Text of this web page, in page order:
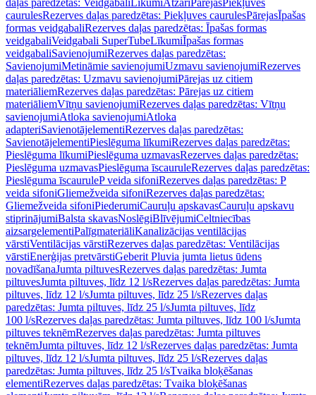
daļas paredzētas: Veidgabali LīkumiAtzari PārejasPiekļuves
caurulesRezerves daļas paredzētas: Piekļuves caurulesPārejasĪpašas
formas veidgabaliRezerves daļas paredzētas: Īpašas formas
veidgabaliVeidgabali SuperTubeLīkumiĪpašas formas
veidgabaliSavienojumiRezerves daļas paredzētas:
SavienojumiMetināmie savienojumiUzmavu savienojumiRezerves
daļas paredzētas: Uzmavu savienojumiPārejas uz citiem
materiāliemRezerves daļas paredzētas: Pārejas uz citiem
materiāliemVītņu savienojumiRezerves daļas paredzētas: Vītņu
savienojumiAtloka savienojumiAtloka
adapteriSavienotājelementiRezerves daļas paredzētas:
SavienotājelementiPieslēguma līkumiRezerves daļas paredzētas:
Pieslēguma līkumiPieslēguma uzmavasRezerves daļas paredzētas:
Pieslēguma uzmavasPieslēguma īscauruleRezerves daļas paredzētas:
Pieslēguma īscauruleP veida sifoniRezerves daļas paredzētas: P
veida sifoniGliemežveida sifoniRezerves daļas paredzētas:
Gliemežveida sifoniPiederumiCauruļu apskavasCauruļu apskavu
stiprinājumiBalsta skavasNoslēgiBlīvējumiCeltniecības
aizsargelementiPalīgmateriāliKanalizācijas ventilācijas
vārstiVentilācijas vārstiRezerves daļas paredzētas: Ventilācijas
vārstiEnerģijas pretvārstiGeberit Pluvia jumta lietus ūdens
novadīšanaJumta piltuvesRezerves daļas paredzētas: Jumta
piltuvesJumta piltuves, līdz 12 l/sRezerves daļas paredzētas: Jumta
piltuves, līdz 12 l/sJumta piltuves, līdz 25 l/sRezerves daļas
paredzētas: Jumta piltuves, līdz 25 l/sJumta piltuves, līdz
100 l/sRezerves daļas paredzētas: Jumta piltuves, līdz 100 l/sJumta
piltuves teknēmRezerves daļas paredzētas: Jumta piltuves
teknēmJumta piltuves, līdz 12 l/sRezerves daļas paredzētas: Jumta
piltuves, līdz 12 l/sJumta piltuves, līdz 25 l/sRezerves daļas
paredzētas: Jumta piltuves, līdz 25 l/sTvaika bloķēšanas
elementiRezerves daļas paredzētas: Tvaika bloķēšanas